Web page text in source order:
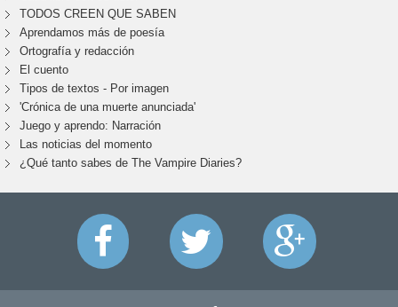
TODOS CREEN QUE SABEN
Aprendamos más de poesía
Ortografía y redacción
El cuento
Tipos de textos - Por imagen
'Crónica de una muerte anunciada'
Juego y aprendo: Narración
Las noticias del momento
¿Qué tanto sabes de The Vampire Diaries?